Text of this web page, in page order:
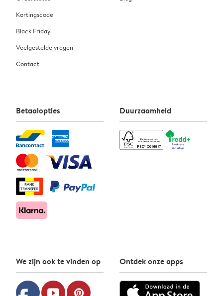
Kortingscode
Black Friday
Veelgestelde vragen
Contact
Betaalopties Duurzaamheid
We zijn ook te vinden op
youtube pinterest
Ontdek onze apps